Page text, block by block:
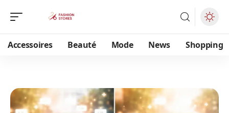
Accessoires Beauté Mode News Shopping